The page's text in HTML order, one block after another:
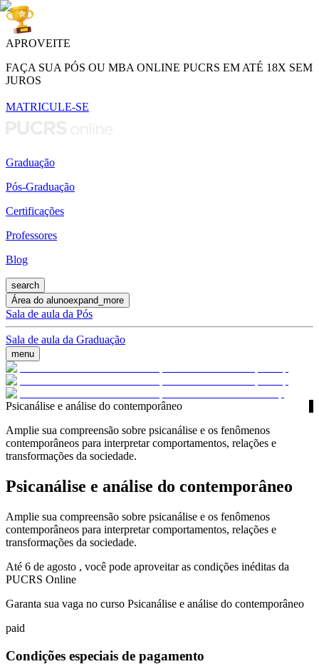
APROVEITE
FAÇA SUA PÓS OU MBA ONLINE PUCRS EM ATÉ 18X SEM
JUROS
MATRICULE-SE
Graduação
Pós-Graduação
Certificações
Professores
Blog
search
Área do alunoexpand_more
Sala de aula da Pós
Sala de aula da Graduação
menu
Psicanálise e análise do contemporâneo
Amplie sua compreensão sobre psicanálise e os fenômenos
contemporâneos para interpretar comportamentos, relações e
transformações da sociedade.
Psicanálise e análise do contemporâneo
Amplie sua compreensão sobre psicanálise e os fenômenos
contemporâneos para interpretar comportamentos, relações e
transformações da sociedade.
Até 6 de agosto , você pode aproveitar as condições inéditas da
PUCRS Online
Garanta sua vaga no curso Psicanálise e análise do contemporâneo
paid
Condições especiais de pagamento